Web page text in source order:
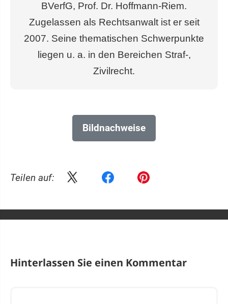
BVerfG, Prof. Dr. Hoffmann-Riem.
Zugelassen als Rechtsanwalt ist er seit
2007. Seine thematischen Schwerpunkte
liegen u. a. in den Bereichen Straf-,
Zivilrecht.
Bildnachweise
Teilen auf:
Hinterlassen Sie einen Kommentar